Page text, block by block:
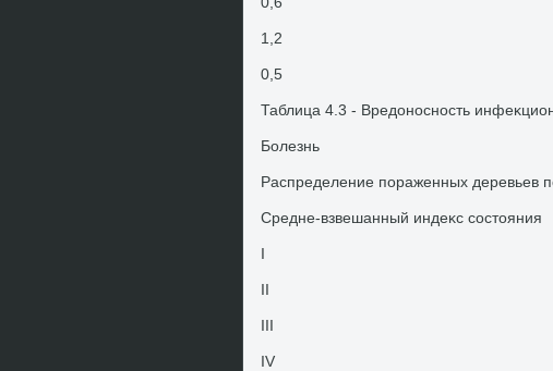
1,2
0,5
Таблица 4.3 - Вредοносность
Болезнь
Распределение пораженных деревьев
Средне-взвешанный индеκс состοяния
I
II
III
IV